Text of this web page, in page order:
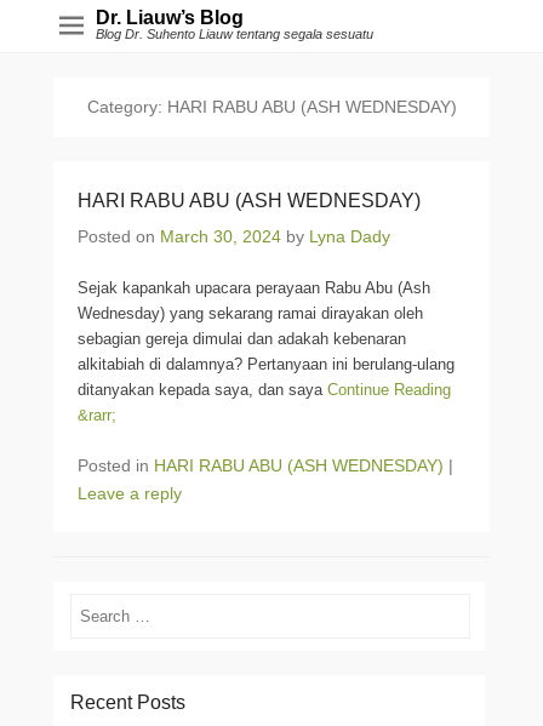
Dr. Liauw’s Blog
Blog Dr. Suhento Liauw tentang segala sesuatu
Category: HARI RABU ABU (ASH WEDNESDAY)
HARI RABU ABU (ASH WEDNESDAY)
Posted on March 30, 2024 by Lyna Dady
Sejak kapankah upacara perayaan Rabu Abu (Ash
Wednesday) yang sekarang ramai dirayakan oleh
sebagian gereja dimulai dan adakah kebenaran
alkitabiah di dalamnya? Pertanyaan ini berulang-ulang
ditanyakan kepada saya, dan saya Continue Reading
&rarr;
Posted in HARI RABU ABU (ASH WEDNESDAY) |
Leave a reply
Search
Recent Posts